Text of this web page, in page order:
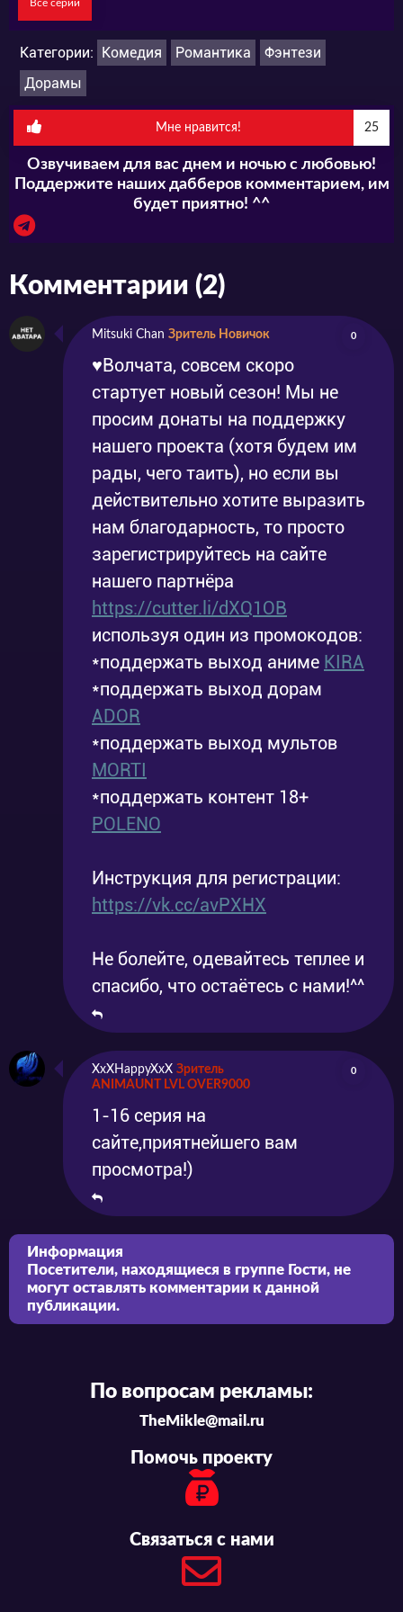
сваливается Со А на голову и удирает,
прихватив из ее сумки грязный халат. Для
девушки он – всего лишь очередной
безумец, возомнивший себя кем-то вроде
Наполеона. Но для Ха Бэка, растерявшего по
дороге на землю всю свою божескую силу,
она оказывается единственной надеждой
вернуться домой.
Сумеет ли он найти и спасти девушку? И
какие приключения будут ждать его в
современном мире, где люди потеряли веру в
высшие силы?
Смотрите дораму «Невеста бога воды»
бесплатно онлайн на нашем сайте. Приятного
просмотра!
Все серии
Категории: Комедия Романтика
Фэнтези
Дорамы
Мне нравится! 25
Озвучиваем для вас днем и ночью с любовью!
Поддержите наших дабберов комментарием, им
будет приятно! ^^
Комментарии (2)
Mitsuki Chan Зритель Новичок 0
♥Волчата, совсем скоро
стартует новый сезон! Мы не
просим донаты на поддержку
нашего проекта (хотя будем им
рады, чего таить), но если вы
действительно хотите выразить
нам благодарность, то просто
зарегистрируйтесь на сайте
нашего партнёра
https://cutter.li/dXQ1OB
используя один из промокодов:
*поддержать выход аниме KIRA
*поддержать выход дорам
ADOR
*поддержать выход мультов
MORTI
*поддержать контент 18+
POLENO
Инструкция для регистрации:
https://vk.cc/avPXHX
Не болейте, одевайтесь теплее и
спасибо, что остаётесь с нами!^^
XxXHappyXxX Зритель
ANIMAUNT LVL OVER9000
0
1-16 серия на
сайте,приятнейшего вам
просмотра!)
Информация
Посетители, находящиеся в группе Гости, не
могут оставлять комментарии к данной
публикации.
По вопросам рекламы:
TheMikle@mail.ru
Помочь проекту
Связаться с нами